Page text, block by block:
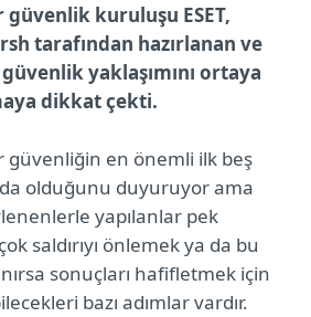
kuruluşu ESET,
tarafından hazırlanan ve
yaklaşımını ortaya
dikkat çekti.
güvenliğin en önemli ilk beş
olduğunu duyuruyor ama
yapılanlar pek
saldırıyı önlemek ya da bu
sonuçları hafifletmek için
bazı adımlar vardır.